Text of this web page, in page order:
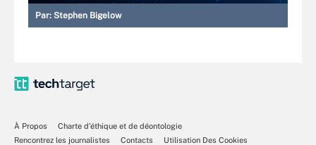
Par: Stephen Bigelow
À Propos
Charte d’éthique et de déontologie
Rencontrez les journalistes
Contacts
Utilisation Des Cookies